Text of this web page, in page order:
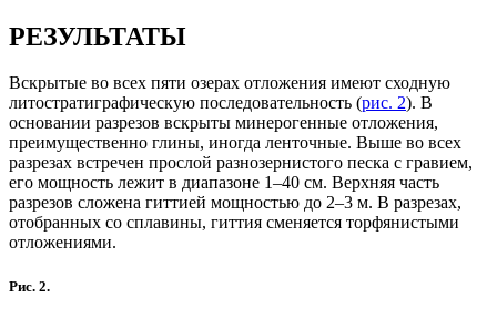
РЕЗУЛЬТАТЫ
Вскрытые во всех пяти озерах отложения имеют сходную
литостратиграфическую последовательность (рис. 2). В
основании разрезов вскрыты минерогенные отложения,
преимущественно глины, иногда ленточные. Выше во всех
разрезах встречен прослой разнозернистого песка с гравием,
его мощность лежит в диапазоне 1–40 см. Верхняя часть
разрезов сложена гиттией мощностью до 2–3 м. В разрезах,
отобранных со сплавины, гиттия сменяется торфянистыми
отложениями.
Рис. 2.